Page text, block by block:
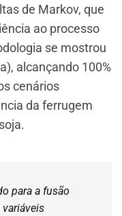
de Markov, que
ao processo
se mostrou
alcançando 100%
cenários
da ferrugem
para a fusão